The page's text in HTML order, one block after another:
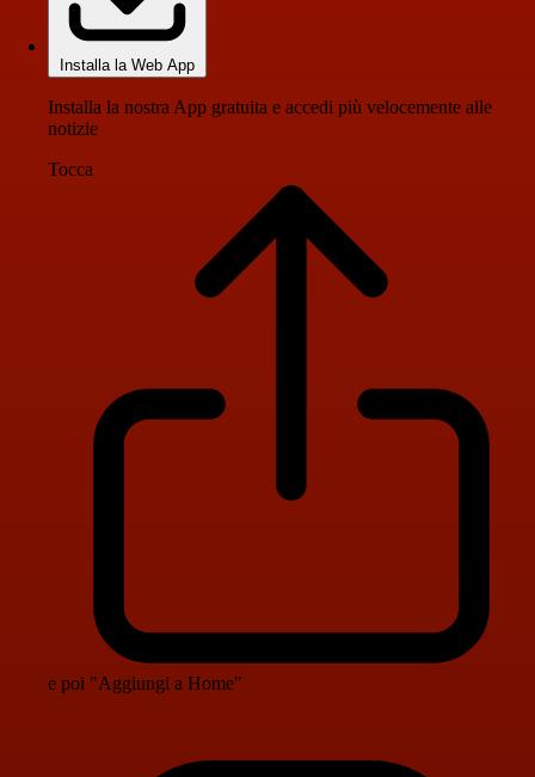
Installa la Web App
Installa la nostra App gratuita e accedi più velocemente alle
notizie
Tocca
e poi "Aggiungi a Home"